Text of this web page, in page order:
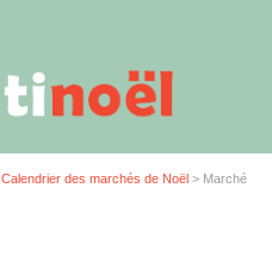
Calendrier des marchés de Noël> Marché